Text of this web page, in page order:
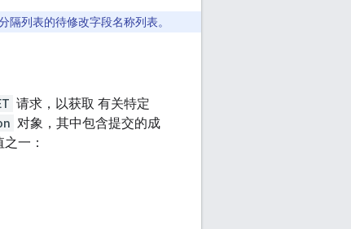
隔列表的待修改字段名称列表。
请求，以获取 有关特定
对象，其中包含提交的成
一：